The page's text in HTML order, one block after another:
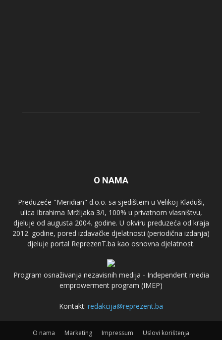
O NAMA
Preduzeće "Meridian" d.o.o. sa sjedištem u Velikoj Kladuši,
ulica Ibrahima Mržljaka 3/I, 100% u privatnom vlasništvu,
djeluje od augusta 2004. godine. U okviru preduzeća od kraja
2012. godine, pored izdavačke djelatnosti (periodična izdanja)
djeluje portal ReprezenT.ba kao osnovna djelatnost.
Program osnaživanja nezavisnih medija - Independent media
emprowerment program (IMEP)
Kontakt: redakcija@reprezent.ba
O nama Marketing Impressum Uslovi korištenja